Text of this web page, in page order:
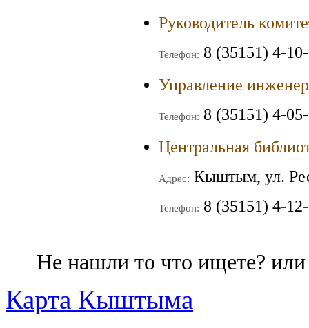
Руководитель
Телефон: 8 (35151) 4-
Управление
Телефон: 8 (35151) 4-
Центральная
Адрес: Кыштым, ул.
Телефон: 8 (35151) 4-
Не нашли то что ищете?
Карта Кыштыма